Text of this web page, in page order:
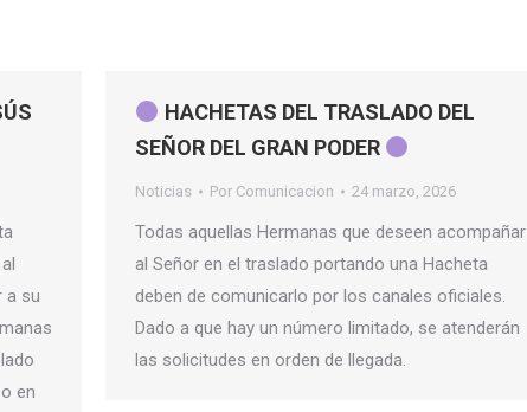
a su
en
HACHETAS DEL TRASLADO DEL
SEÑOR DEL GRAN PODER
Noticias Por Comunicacion 24 marzo, 2026
Todas aquellas Hermanas que deseen acompañar
al Señor en el traslado portando una Hacheta
deben de comunicarlo por los canales oficiales.
Dado a que hay un número limitado, se atenderán
las solicitudes en orden de llegada.